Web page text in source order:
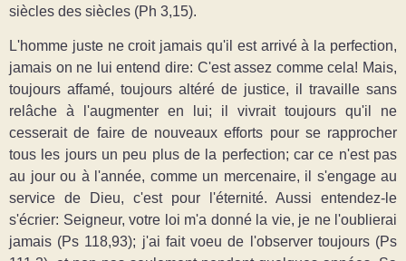
siècles des siècles (Ph 3,15).
L'homme juste ne croit jamais qu'il est arrivé à la perfection,
jamais on ne lui entend dire: C'est assez comme cela! Mais,
toujours affamé, toujours altéré de justice, il travaille sans
relâche à l'augmenter en lui; il vivrait toujours qu'il ne
cesserait de faire de nouveaux efforts pour se rapprocher
tous les jours un peu plus de la perfection; car ce n'est pas
au jour ou à l'année, comme un mercenaire, il s'engage au
service de Dieu, c'est pour l'éternité. Aussi entendez-le
s'écrier: Seigneur, votre loi m'a donné la vie, je ne l'oublierai
jamais (Ps 118,93); j'ai fait voeu de l'observer toujours (Ps